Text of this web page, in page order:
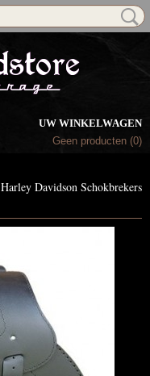
UW WINKELWAGEN
Geen producten (0)
Harley Davidson Schokbrekers